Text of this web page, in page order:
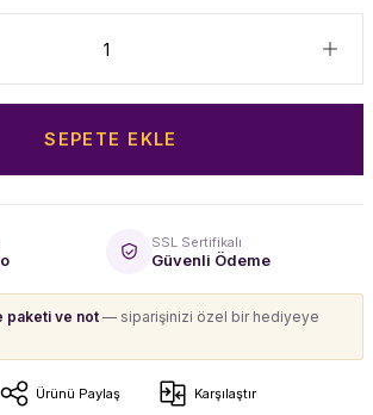
SEPETE EKLE
SSL Sertifikalı
Güvenli Ödeme
paketi ve not — siparişinizi özel bir hediyeye
Ürünü Paylaş Karşılaştır